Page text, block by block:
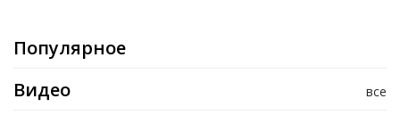
Популярное
все
Видео